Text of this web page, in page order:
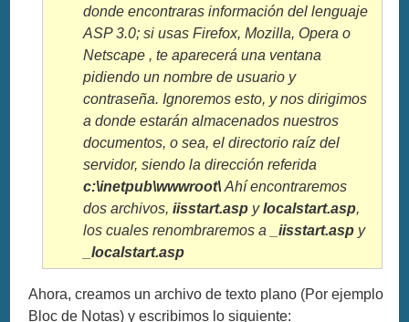
donde encontraras información del lenguaje
ASP 3.0; si usas Firefox, Mozilla, Opera o
Netscape , te aparecerá una ventana
pidiendo un nombre de usuario y
contraseña. Ignoremos esto, y nos dirigimos
a donde estarán almacenados nuestros
documentos, o sea, el directorio raíz del
servidor, siendo la dirección referida
c:\inetpub\wwwroot\Ahí encontraremos
dos archivos,iisstart.asp ylocalstart.asp,
los cuales renombraremos a
_iisstart.asp y
_localstart.asp
Ahora, creamos un archivo de texto plano (Por ejemplo
Bloc de Notas) y escribimos lo siguiente: